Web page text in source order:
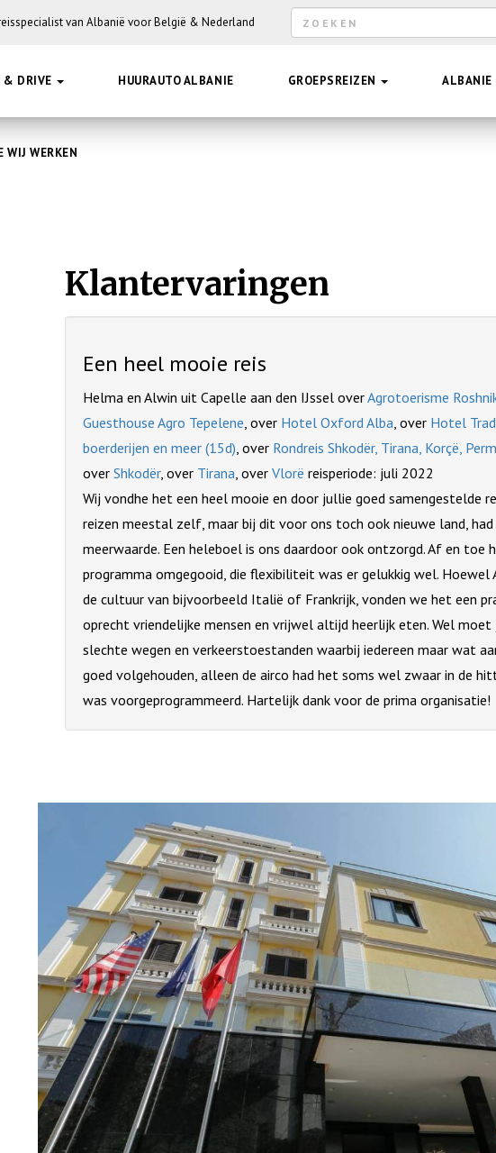
van Albanië voor België & Nederland Zoekveld
& DRIVE HUURAUTO ALBANIE GROEPSREIZEN ALBANIE
WIJ WERKEN
Klantervaringen
Een heel mooie reis
Helma en Alwin uit Capelle aan den IJssel overAgrotoerisme
Guesthouse Agro Tepelene, over Hotel Oxford Alba, over Hotel
boerderijen en meer (15d), over Rondreis Shkodër, Tirana, Korçë,
over Shkodër, over Tirana, over Vlorë reisperiode: juli 2022
Wij vondhe het een heel mooie en door jullie goed samengestelde
reizen meestal zelf, maar bij dit voor ons toch ook nieuwe land,
meerwaarde. Een heleboel is ons daardoor ook ontzorgd. Af en toe
programma omgegooid, die flexibiliteit was er gelukkig wel.
de cultuur van bijvoorbeeld Italië of Frankrijk, vonden we het een
oprecht vriendelijke mensen en vrijwel altijd heerlijk eten. Wel moet
slechte wegen en verkeerstoestanden waarbij iedereen maar wat
goed volgehouden, alleen de airco had het soms wel zwaar in de
was voorgeprogrammeerd. Hartelijk dank voor de prima organisatie!